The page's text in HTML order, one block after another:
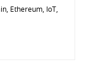
Ethereum, IoT,